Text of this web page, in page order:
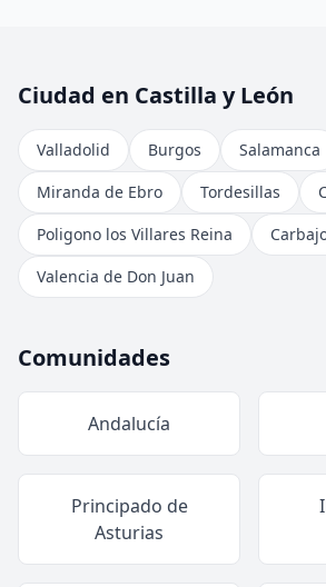
Ciudad en Castilla y León
Valladolid Burgos Salamanca
Miranda de Ebro
Tordesillas
Poligono los Villares Reina
Valencia de Don Juan
Comunidades
Andalucía
Principado de
Asturias